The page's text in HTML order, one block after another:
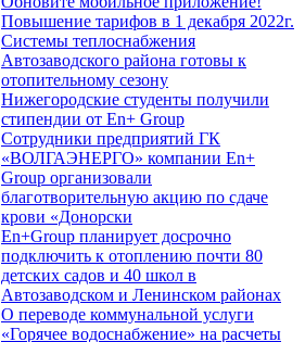
Повышение тарифов в 1 декабря 2022г.
Системы теплоснабжения
Автозаводского района готовы к
отопительному сезону
Нижегородские студенты получили
стипендии от En+ Group
Сотрудники предприятий ГК
«ВОЛГАЭНЕРГО» компании En+
Group организовали
благотворительную акцию по сдаче
крови «Донорски
En+Group планирует досрочно
подключить к отоплению почти 80
детских садов и 40 школ в
Автозаводском и Ленинском районах
О переводе коммунальной услуги
«Горячее водоснабжение» на расчеты